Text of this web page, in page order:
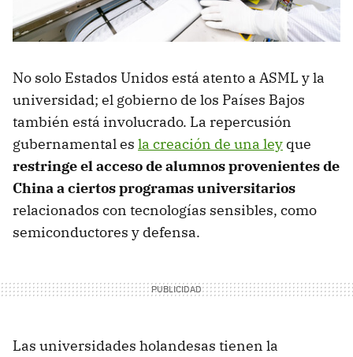
No solo Estados Unidos está atento a ASML y la
universidad; el gobierno de los Países Bajos
también está involucrado. La repercusión
gubernamental es la creación de una ley que
restringe el acceso de alumnos provenientes de
China a ciertos programas universitarios
relacionados con tecnologías sensibles, como
semiconductores y defensa.
Las universidades holandesas tienen la